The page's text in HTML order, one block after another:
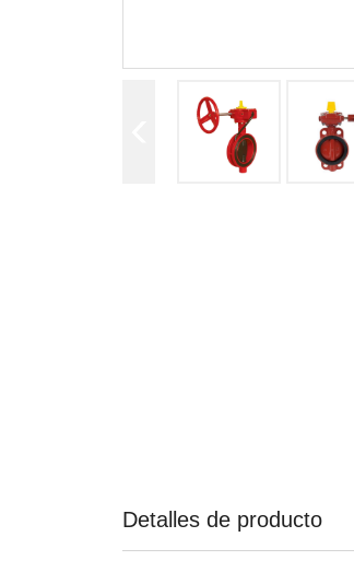
Detalles de producto